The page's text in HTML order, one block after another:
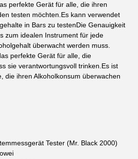
perfekte Gerät für alle, die ihren
testen möchten.Es kann verwendet
in Bars zu testenDie Genauigkeit
zum idealen Instrument für jede
überwacht werden muss.
perfekte Gerät für alle, die
sie verantwortungsvoll trinken.Es ist
die ihren Alkoholkonsum überwachen
Tester (Mr. Black 2000)